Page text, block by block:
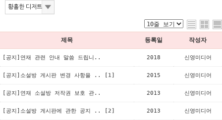
제목 등록일 작성자
[공지]연재 관련 안내 말씀 드립니.. 2018 신영미디어
[공지]소설방 게시판 변경 사항을 .. [1] 2015 신영미디어
[공지]연재 소설방 저작권 보호 관.. 2013 신영미디어
[공지]소설방 게시판에 관한 공지 .. [2] 2013 신영미디어